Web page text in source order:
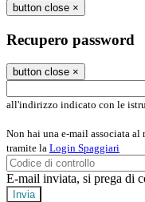
button close ×
Recupero password
button close ×
all'indirizzo indicato con le
Non hai una e-mail associata
tramite la Login Spaggiari
E-mail inviata, si prega di